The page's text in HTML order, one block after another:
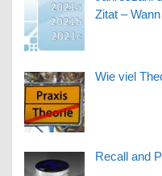
Zitat –
Wie viel
Recall and